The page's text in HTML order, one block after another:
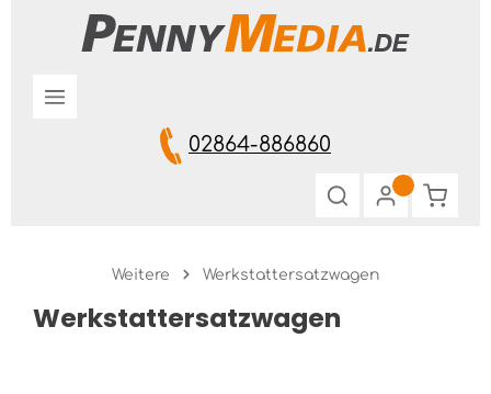
Zum Hauptinhalt springen
02864-886860
Weitere Werkstattersatzwagen
Werkstattersatzwagen